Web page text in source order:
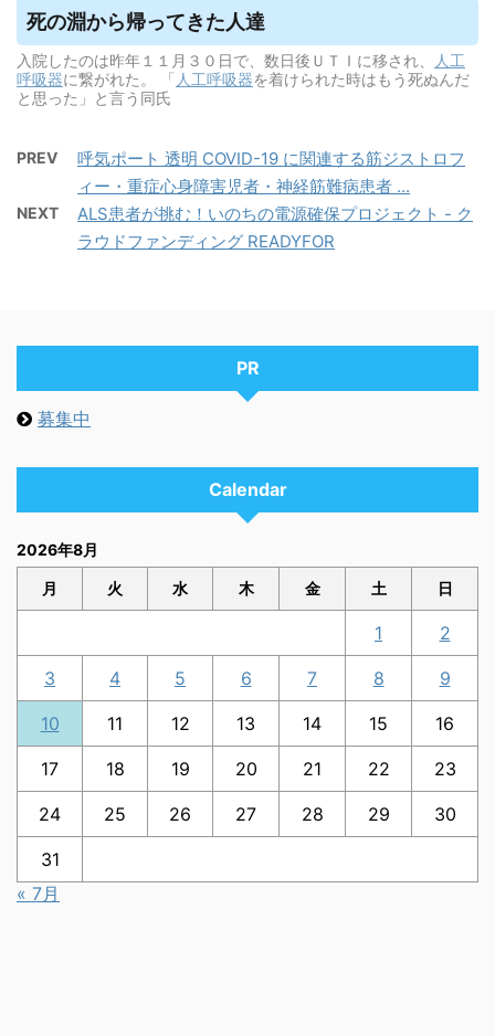
死の淵から帰ってきた人達
入院したのは昨年１１月３０日で、数日後ＵＴＩに移され、
人工
呼吸器に繋がれた。 「 人工呼吸器を着けられた時はもう死ぬんだ
と思った」と言う同氏
PREV
呼気ポート 透明 COVID-19 に関連する筋ジストロフ
ィー・重症心身障害児者・神経筋難病患者 ...
NEXT
ALS患者が挑む！いのちの電源確保プロジェクト - ク
ラウドファンディング READYFOR
PR
募集中
Calendar
2026年8月
月 火 水 木 金 土 日
1 2
3 4 5 6 7 8 9
10 11 12 13 14 15 16
17 18 19 20 21 22 23
24 25 26 27 28 29 30
31
« 7月